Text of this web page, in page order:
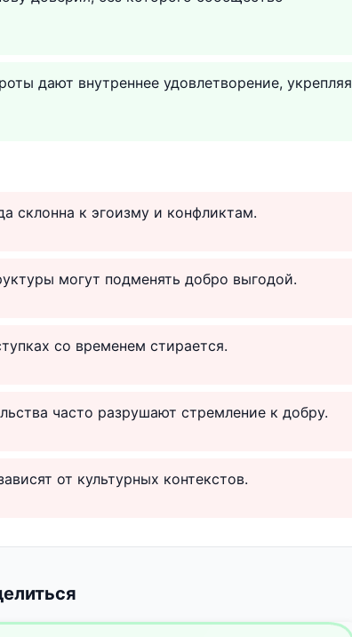
дают внутреннее удовлетворение, укрепляя
склонна к эгоизму и конфликтам.
могут подменять добро выгодой.
со временем стирается.
часто разрушают стремление к добру.
от культурных контекстов.